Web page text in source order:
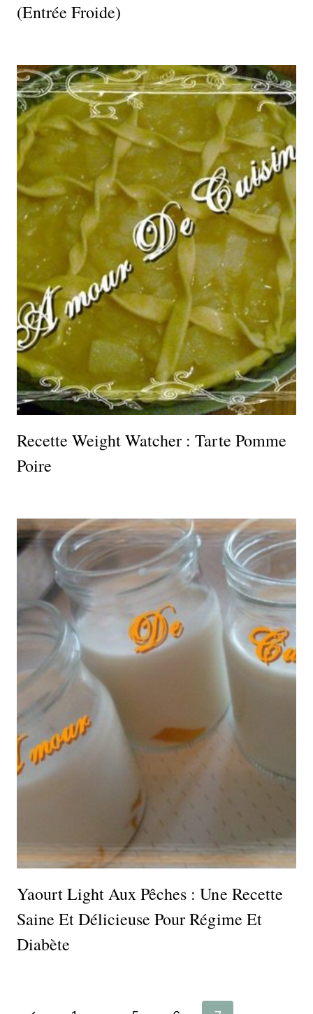
(entrée Froide)
Recette Weight Watcher : Tarte Pomme
Poire
Yaourt Light Aux Pêches : Une Recette
Saine Et Délicieuse Pour Régime Et
Diabète